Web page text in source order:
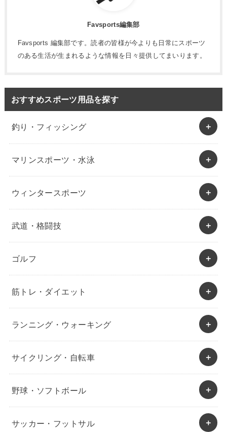
Favsports編集部
Favsports 編集部です。読者の皆様が今よりも日常にスポーツ
のある生活が生まれるような情報を日々提供してまいります。
おすすめスポーツ用品を探す
釣り・フィッシング
マリンスポーツ・水泳
ウィンタースポーツ
武道・格闘技
ゴルフ
筋トレ・ダイエット
ランニング・ウォーキング
サイクリング・自転車
野球・ソフトボール
サッカー・フットサル